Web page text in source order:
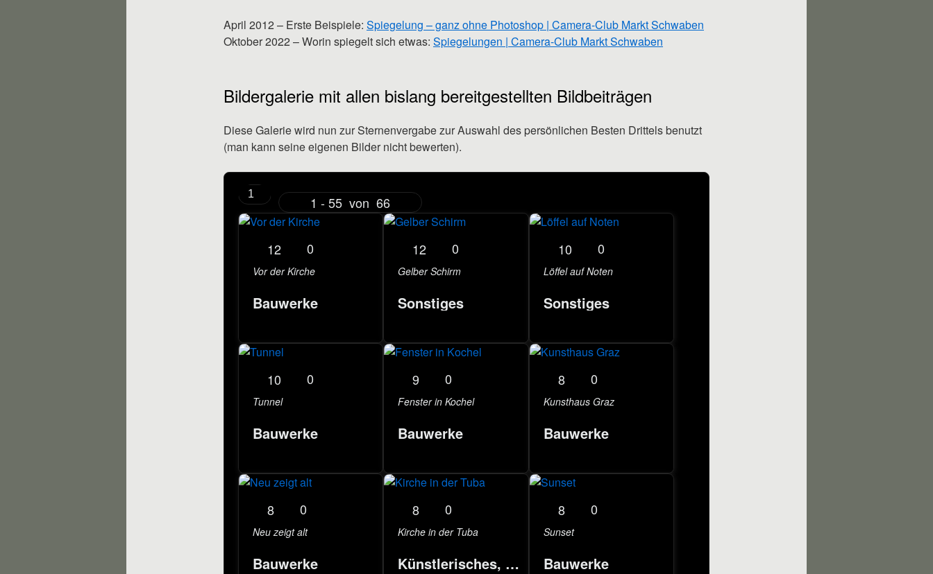
April 2012 – Erste Beispiele: Spiegelung – ganz ohne Photoshop | Camera-Club Markt Schwaben
Oktober 2022 – Worin spiegelt sich etwas: Spiegelungen | Camera-Club Markt Schwaben
Bildergalerie mit allen bislang bereitgestellten Bildbeiträgen
Diese Galerie wird nun zur Sternenvergabe zur Auswahl des persönlichen Besten Drittels benutzt
(man kann seine eigenen Bilder nicht bewerten).
1 - 55 von 66
12 0
Vor der Kirche
Bauwerke
12 0
Gelber Schirm
Sonstiges
10 0
Löffel auf Noten
Sonstiges
10 0
Tunnel
Bauwerke
9 0
Fenster in Kochel
Bauwerke
8 0
Kunsthaus Graz
Bauwerke
8 0
Neu zeigt alt
Bauwerke
8 0
Kirche in der Tuba
Künstlerisches, Events
8 0
Sunset
Bauwerke